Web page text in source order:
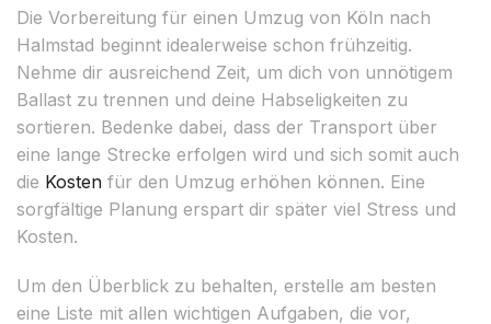
Die Vorbereitung für einen Umzug von Köln nach
Halmstad beginnt idealerweise schon frühzeitig.
Nehme dir ausreichend Zeit, um dich von unnötigem
Ballast zu trennen und deine Habseligkeiten zu
sortieren. Bedenke dabei, dass der Transport über
eine lange Strecke erfolgen wird und sich somit auch
die Kosten für den Umzug erhöhen können. Eine
sorgfältige Planung erspart dir später viel Stress und
Kosten.
Um den Überblick zu behalten, erstelle am besten
eine Liste mit allen wichtigen Aufgaben, die vor,